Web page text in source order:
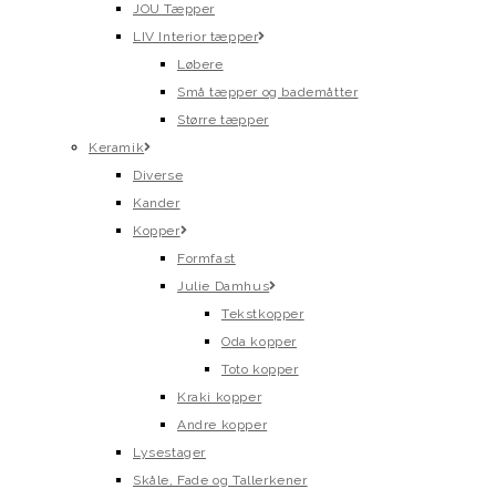
JOU Tæpper
LIV Interior tæpper
Løbere
Små tæpper og bademåtter
Større tæpper
Keramik
Diverse
Kander
Kopper
Formfast
Julie Damhus
Tekstkopper
Oda kopper
Toto kopper
Kraki kopper
Andre kopper
Lysestager
Skåle, Fade og Tallerkener